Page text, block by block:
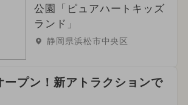
公園「ピュアハートキッズ
ランド」
静岡県浜松市中央区
ープン！新アトラクションで